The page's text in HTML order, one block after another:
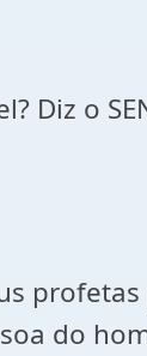
Diz o
do